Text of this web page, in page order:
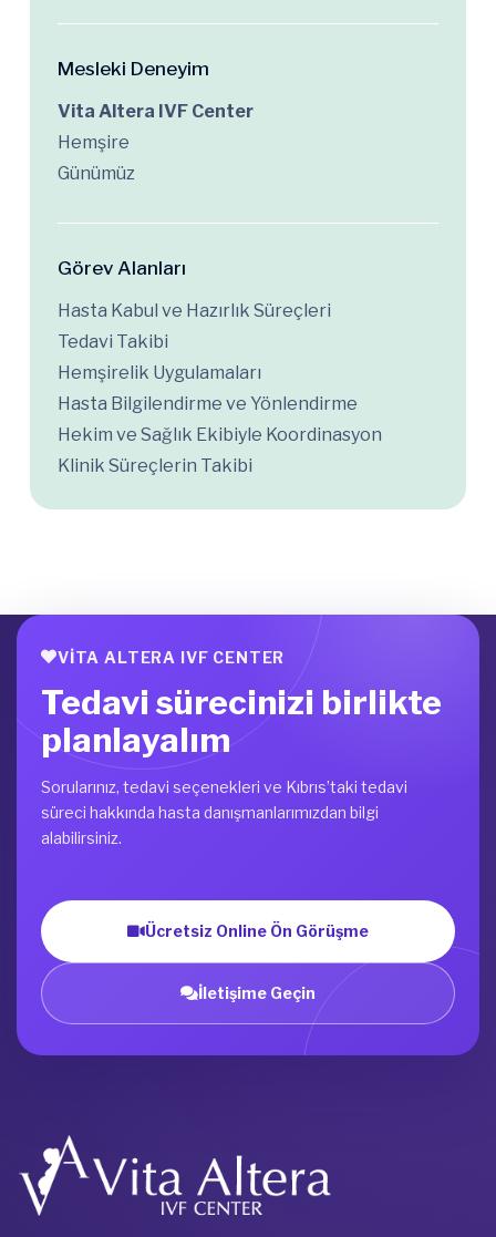
Mesleki Deneyim
Vita Altera IVF Center
Hemşire
Günümüz
Görev Alanları
Hasta Kabul ve Hazırlık Süreçleri
Tedavi Takibi
Hemşirelik Uygulamaları
Hasta Bilgilendirme ve Yönlendirme
Hekim ve Sağlık Ekibiyle Koordinasyon
Klinik Süreçlerin Takibi
VITA ALTERA IVF CENTER
Tedavi sürecinizi birlikte
planlayalım
Sorularınız, tedavi seçenekleri ve Kıbrıs’taki tedavi
süreci hakkında hasta danışmanlarımızdan bilgi
alabilirsiniz.
Ücretsiz Online Ön Görüşme
İletişime Geçin